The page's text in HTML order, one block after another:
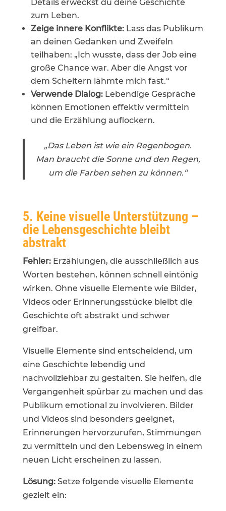
Details erweckst du deine Geschichte
zum Leben.
Zeige innere Konflikte: Lass das Publikum
an deinen Gedanken und Zweifeln
teilhaben: „Ich wusste, dass der Job eine
große Chance war. Aber die Angst vor
dem Scheitern lähmte mich fast.“
Verwende Dialog: Lebendige Gespräche
können Emotionen effektiv vermitteln
und die Erzählung auflockern.
„Das Leben ist wie ein Regenbogen.
Man braucht die Sonne und den Regen,
um die Farben sehen zu können.“
5. Keine visuelle Unterstützung –
die Lebensgeschichte bleibt
abstrakt
Fehler:Erzählungen, die ausschließlich aus
Worten bestehen, können schnell eintönig
wirken. Ohne visuelle Elemente wie Bilder,
Videos oder Erinnerungsstücke bleibt die
Geschichte oft abstrakt und schwer
greifbar.
Visuelle Elemente sind entscheidend, um
eine Geschichte lebendig und
nachvollziehbar zu gestalten. Sie helfen, die
Vergangenheit spürbar zu machen und das
Publikum emotional zu involvieren. Bilder
und Videos sind besonders geeignet,
Erinnerungen hervorzurufen, Stimmungen
zu vermitteln und den Lebensweg in einem
neuen Licht erscheinen zu lassen.
Lösung:Setze folgende visuelle Elemente
gezielt ein: